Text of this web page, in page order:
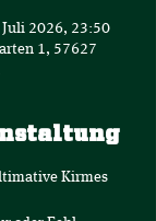
2026, 23:50
1, 57627
Kirmes